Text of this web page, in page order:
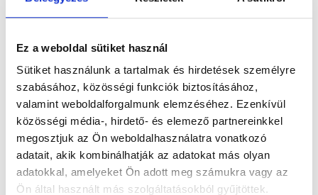
Ez a weboldal sütiket használ
Sütiket használunk a tartalmak és hirdetések személyre
szabásához, közösségi funkciók biztosításához,
valamint weboldalforgalmunk elemzéséhez. Ezenkívül
közösségi média-, hirdető- és elemező partnereinkkel
megosztjuk az Ön weboldalhasználatra vonatkozó
adatait, akik kombinálhatják az adatokat más olyan
adatokkal, amelyeket Ön adott meg számukra vagy az
Ön által használt más szolgáltatásokból gyűjtöttek.
Összes szakterület
Főoldal Orvosok Gyermekurológus
Gyermekurológus, Budapest, II. kerület
Dr. Kiss András Pál